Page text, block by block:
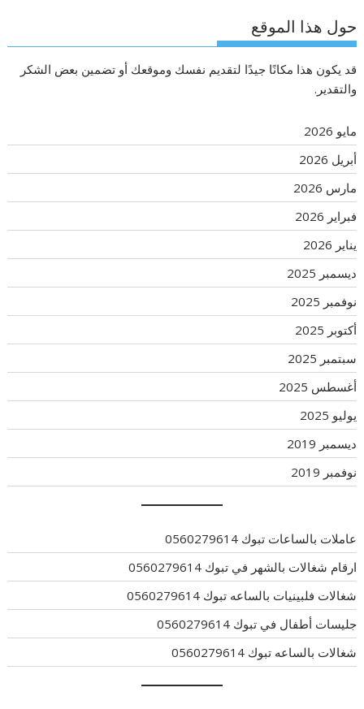
حول هذا الموقع
قد يكون هذا مكانًا جيدًا لتقديم نفسك وموقعك أو تضمين بعض الشكر
والتقدير.
مايو 2026
أبريل 2026
مارس 2026
فبراير 2026
يناير 2026
ديسمبر 2025
نوفمبر 2025
أكتوبر 2025
سبتمبر 2025
أغسطس 2025
يوليو 2025
ديسمبر 2019
نوفمبر 2019
عاملات بالساعات تبوك 0560279614
ارقام شغالات بالشهر في تبوك 0560279614
شغالات فلبينيات بالساعه تبوك 0560279614
جليسات أطفال في تبوك 0560279614
شغالات بالساعه تبوك 0560279614